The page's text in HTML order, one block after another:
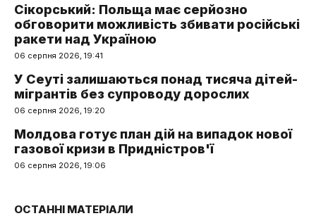
Сікорський: Польща має серйозно
обговорити можливість збивати російські
ракети над Україною
06 серпня 2026, 19:41
У Сеуті залишаються понад тисяча дітей-
мігрантів без супроводу дорослих
06 серпня 2026, 19:20
Молдова готує план дій на випадок нової
газової кризи в Придністров'ї
06 серпня 2026, 19:06
ОСТАННІ МАТЕРІАЛИ